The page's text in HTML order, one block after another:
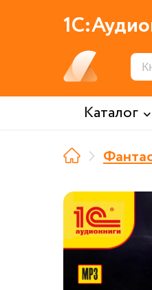
Каталог